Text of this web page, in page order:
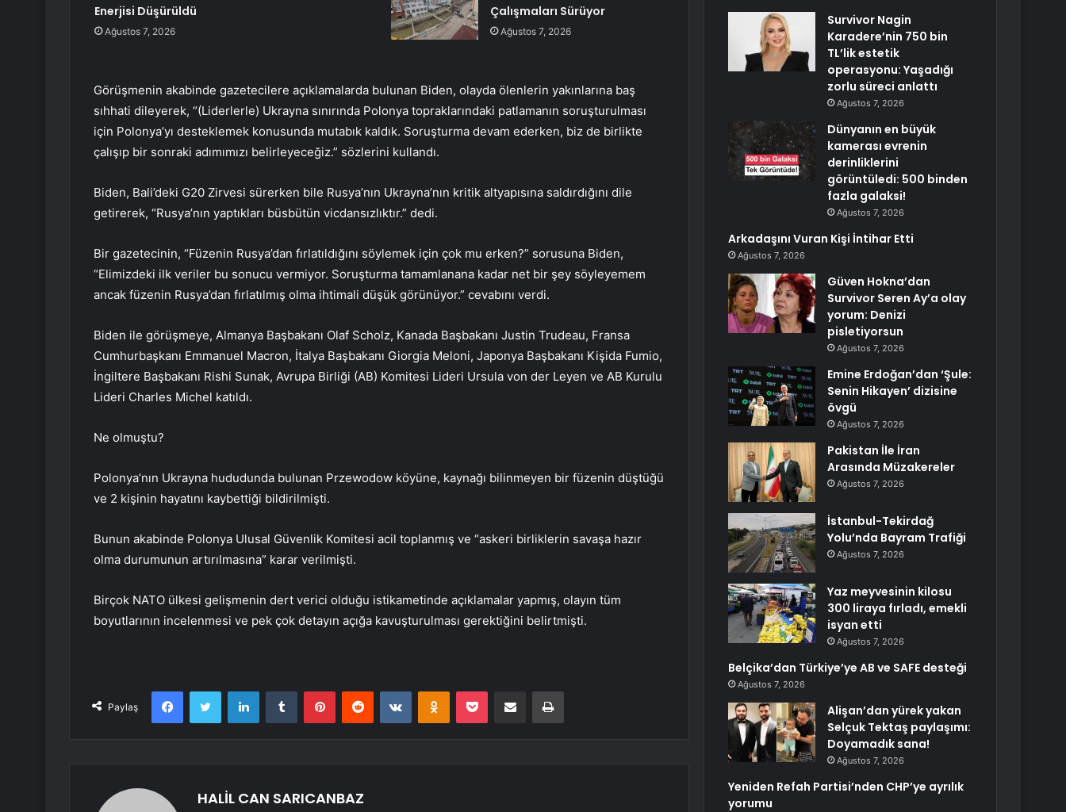
Enerjisi Düşürüldü
Ağustos 7, 2026
Çalışmaları Sürüyor
Ağustos 7, 2026
Görüşmenin akabinde gazetecilere açıklamalarda bulunan Biden, olayda ölenlerin yakınlarına baş
sıhhati dileyerek, “(Liderlerle) Ukrayna sınırında Polonya topraklarındaki patlamanın soruşturulması
için Polonya’yı desteklemek konusunda mutabık kaldık. Soruşturma devam ederken, biz de birlikte
çalışıp bir sonraki adımımızı belirleyeceğiz.” sözlerini kullandı.
Biden, Bali’deki G20 Zirvesi sürerken bile Rusya’nın Ukrayna’nın kritik altyapısına saldırdığını dile
getirerek, “Rusya’nın yaptıkları büsbütün vicdansızlıktır.” dedi.
Bir gazetecinin, “Füzenin Rusya’dan fırlatıldığını söylemek için çok mu erken?” sorusuna Biden,
“Elimizdeki ilk veriler bu sonucu vermiyor. Soruşturma tamamlanana kadar net bir şey söyleyemem
ancak füzenin Rusya’dan fırlatılmış olma ihtimali düşük görünüyor.” cevabını verdi.
Biden ile görüşmeye, Almanya Başbakanı Olaf Scholz, Kanada Başbakanı Justin Trudeau, Fransa
Cumhurbaşkanı Emmanuel Macron, İtalya Başbakanı Giorgia Meloni, Japonya Başbakanı Kişida Fumio,
İngiltere Başbakanı Rishi Sunak, Avrupa Birliği (AB) Komitesi Lideri Ursula von der Leyen ve AB Kurulu
Lideri Charles Michel katıldı.
Ne olmuştu?
Polonya’nın Ukrayna hududunda bulunan Przewodow köyüne, kaynağı bilinmeyen bir füzenin düştüğü
ve 2 kişinin hayatını kaybettiği bildirilmişti.
Bunun akabinde Polonya Ulusal Güvenlik Komitesi acil toplanmış ve “askeri birliklerin savaşa hazır
olma durumunun artırılmasına” karar verilmişti.
Birçok NATO ülkesi gelişmenin dert verici olduğu istikametinde açıklamalar yapmış, olayın tüm
boyutlarının incelenmesi ve pek çok detayın açığa kavuşturulması gerektiğini belirtmişti.
Paylaş
FacebookTwitter LinkedInTumblr PinterestReddit VKontakteOdnoklassniki
Pocket E-Posta ile paylaş Yazdır
HALİL CAN SARICANBAZ
Survivor Nagin
Karadere’nin 750 bin
TL’lik estetik
operasyonu: Yaşadığı
zorlu süreci anlattı
Ağustos 7, 2026
Dünyanın en büyük
kamerası evrenin
derinliklerini
görüntüledi: 500 binden
fazla galaksi!
Ağustos 7, 2026
Arkadaşını Vuran Kişi İntihar Etti
Ağustos 7, 2026
Güven Hokna’dan
Survivor Seren Ay’a olay
yorum: Denizi
pisletiyorsun
Ağustos 7, 2026
Emine Erdoğan’dan ‘Şule:
Senin Hikayen’ dizisine
övgü
Ağustos 7, 2026
Pakistan İle İran
Arasında Müzakereler
Ağustos 7, 2026
İstanbul-Tekirdağ
Yolu’nda Bayram Trafiği
Ağustos 7, 2026
Yaz meyvesinin kilosu
300 liraya fırladı, emekli
isyan etti
Ağustos 7, 2026
Belçika’dan Türkiye’ye AB ve SAFE desteği
Ağustos 7, 2026
Alişan’dan yürek yakan
Selçuk Tektaş paylaşımı:
Doyamadık sana!
Ağustos 7, 2026
Yeniden Refah Partisi’nden CHP’ye ayrılık
yorumu